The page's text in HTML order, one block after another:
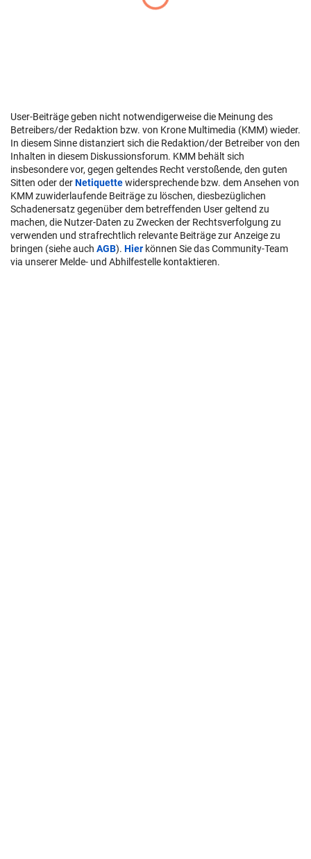
User-Beiträge geben nicht notwendigerweise die Meinung des
Betreibers/der Redaktion bzw. von Krone Multimedia (KMM) wieder.
In diesem Sinne distanziert sich die Redaktion/der Betreiber von den
Inhalten in diesem Diskussionsforum. KMM behält sich
insbesondere vor, gegen geltendes Recht verstoßende, den guten
Sitten oder derNetiquettewidersprechende bzw. dem Ansehen von
KMM zuwiderlaufende Beiträge zu löschen, diesbezüglichen
Schadenersatz gegenüber dem betreffenden User geltend zu
machen, die Nutzer-Daten zu Zwecken der Rechtsverfolgung zu
verwenden und strafrechtlich relevante Beiträge zur Anzeige zu
bringen (siehe auch AGB). Hier können Sie das Community-Team
via unserer Melde- und Abhilfestelle kontaktieren.